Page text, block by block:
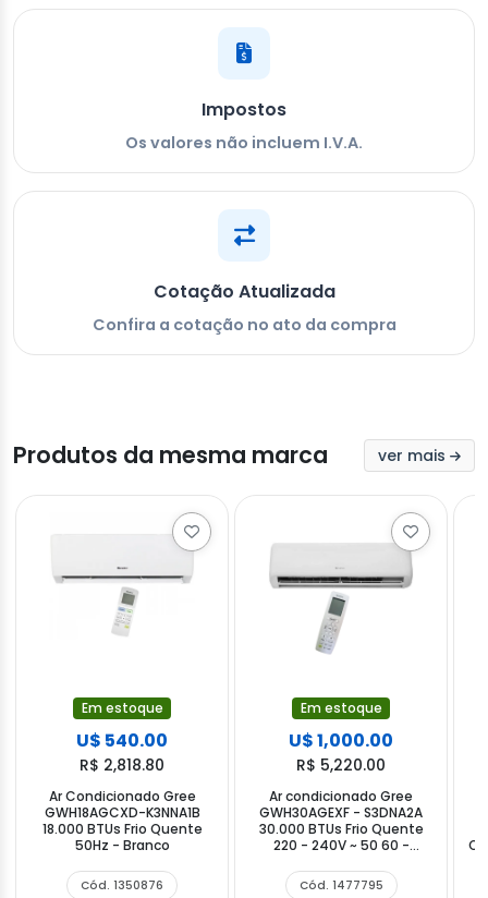
Impostos
Os valores não incluem I.V.A.
Cotação Atualizada
Confira a cotação no ato da compra
Produtos da mesma marca ver mais
Em estoque
U$ 540.00
R$ 2,818.80
Ar Condicionado Gree
GWH18AGCXD-K3NNA1B
18.000 BTUs Frio Quente
50Hz - Branco
Cód. 1350876
Em estoque
U$ 1,000.00
R$ 5,220.00
Ar condicionado Gree
GWH30AGEXF - S3DNA2A
30.000 BTUs Frio Quente
220 - 240V ~ 50 60 -
Cód. 1477795